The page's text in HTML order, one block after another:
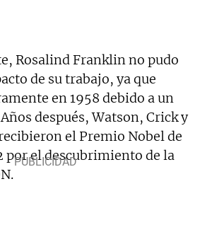
Rosalind Franklin no pudo
de su trabajo, ya que
en 1958 debido a un
después, Watson, Crick y
el Premio Nobel de
por el descubrimiento de la